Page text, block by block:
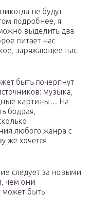
не будут
подробнее, я
выделить два
питает нас
заряжающее нас
быть почерпнут
музыка,
картины… На
бодрая,
любого жанра с
же хочется
следует за новыми
чем они
может быть